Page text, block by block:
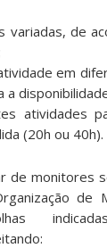
variadas, de
em
atividades
(20h ou 40h).
de monitores
de